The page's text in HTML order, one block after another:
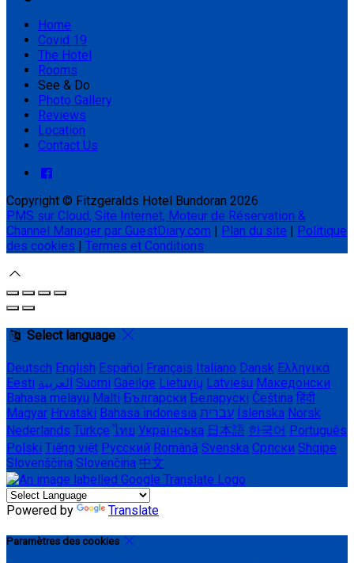
Home
Covid 19
The Hotel
Rooms
See & Do
Photo Gallery
Reviews
Location
Contact Us
Copyright © Fitzgeralds Hotel Bundoran 2026
PMS sur Cloud, Site Internet, Moteur de Réservation &
Channel Manager par GuestDiary.com | Plan du site | Politique
des cookies | Termes et Conditions
Select language
Deutsch English Español Français Italiano Dansk Ελληνικά
Eesti العربية Suomi Gaeilge Lietuvių Latviešu Македонски
Bahasa melayu Malti Български Беларускі Čeština हिंदी
Magyar Hrvatski Bahasa indonesia עברית Íslenska Norsk
Nederlands Türkçe ไทย Українська 日本語 한국어 Português
Polski Tiếng việt Русский Română Svenska Српски Shqipe
Slovenščina Slovenčina 中文
Powered by Translate
Paramètres des cookies